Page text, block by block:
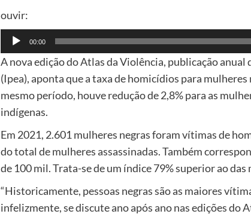
ouvir:
Tocador
de
00:00
A nova edição do Atlas da Violência, publicação
(Ipea), aponta que a taxa de homicídios para
mesmo período, houve redução de 2,8% para as
indígenas.
Em 2021, 2.601 mulheres negras foram vítimas de
do total de mulheres assassinadas. Também
de 100 mil. Trata-se de um índice 79% superior ao das
“Historicamente, pessoas negras são as maiores
infelizmente, se discute ano após ano nas edições do